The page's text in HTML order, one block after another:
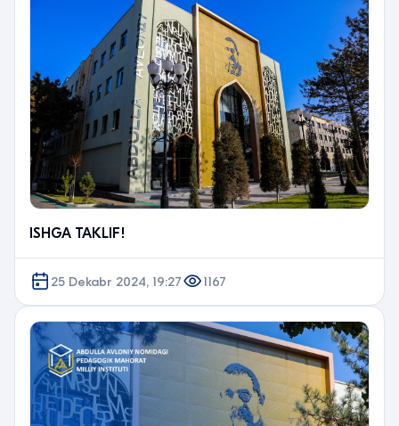
ISHGA TAKLIF!
25 Dekabr 2024, 19:27 1167